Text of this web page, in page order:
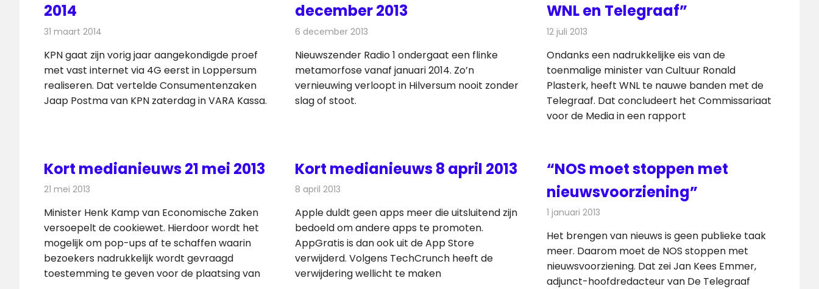
2014
31 maart 2014
KPN gaat zijn vorig jaar aangekondigde proef
met vast internet via 4G eerst in Loppersum
realiseren. Dat vertelde Consumentenzaken
Jaap Postma van KPN zaterdag in VARA Kassa.
december 2013
6 december 2013
Nieuwszender Radio 1 ondergaat een flinke
metamorfose vanaf januari 2014. Zo’n
vernieuwing verloopt in Hilversum nooit zonder
slag of stoot.
WNL en Telegraaf”
12 juli 2013
Ondanks een nadrukkelijke eis van de
toenmalige minister van Cultuur Ronald
Plasterk, heeft WNL te nauwe banden met de
Telegraaf. Dat concludeert het Commissariaat
voor de Media in een rapport
Kort medianieuws 21 mei 2013
21 mei 2013
Minister Henk Kamp van Economische Zaken
versoepelt de cookiewet. Hierdoor wordt het
mogelijk om pop-ups af te schaffen waarin
bezoekers nadrukkelijk wordt gevraagd
toestemming te geven voor de plaatsing van
Kort medianieuws 8 april 2013
8 april 2013
Apple duldt geen apps meer die uitsluitend zijn
bedoeld om andere apps te promoten.
AppGratis is dan ook uit de App Store
verwijderd. Volgens TechCrunch heeft de
verwijdering wellicht te maken
“NOS moet stoppen met
nieuwsvoorziening”
1 januari 2013
Het brengen van nieuws is geen publieke taak
meer. Daarom moet de NOS stoppen met
nieuwsvoorziening. Dat zei Jan Kees Emmer,
adjunct-hoofdredacteur van De Telegraaf